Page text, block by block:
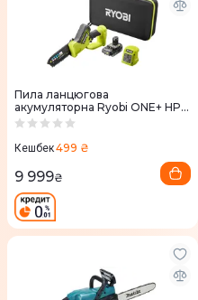
Пила ланцюгова
акумуляторна Ryobi ONE+ HP
RY18PSX15A-120T 18V АКБ 1х2Аг
Кешбек499 ₴
9 999₴